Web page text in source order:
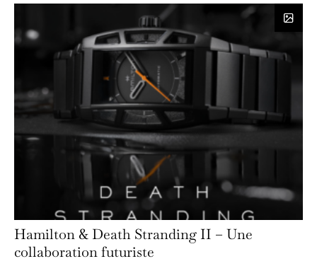
Hamilton & Death Stranding II – Une
collaboration futuriste